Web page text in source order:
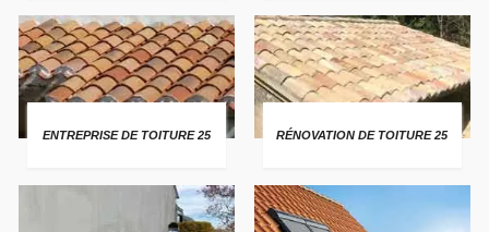
ENTREPRISE DE TOITURE 25 RÉNOVATION DE TOITURE 25